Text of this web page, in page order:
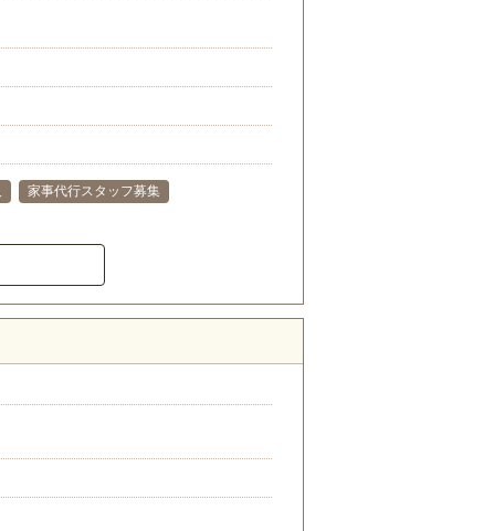
家事代行スタッフ募集